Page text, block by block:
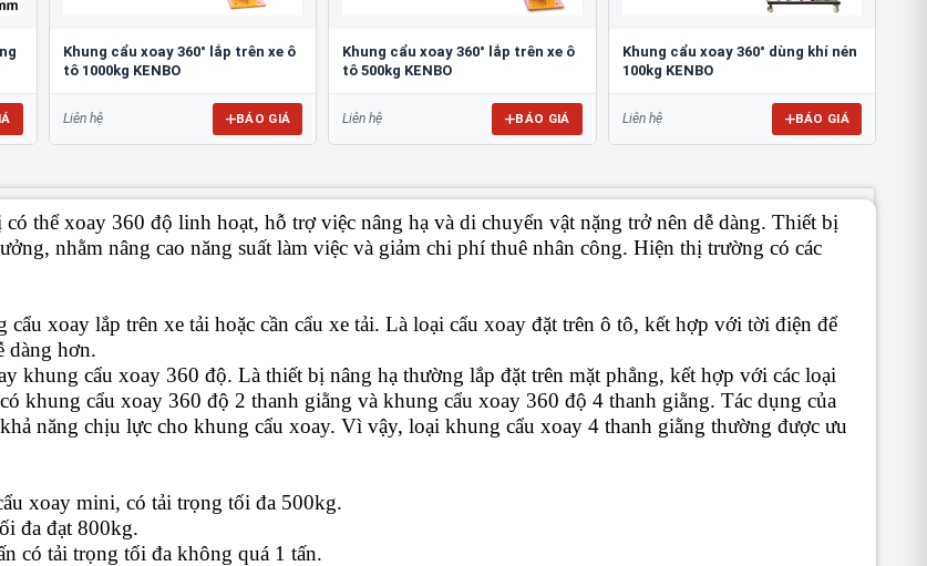
Khung cẩu xoay 360° lắp trên xe ô
tô 1000kg KENBO
Liên hệ BÁO GIÁ
Khung cẩu xoay 360° lắp trên xe ô
tô 500kg KENBO
Liên hệ BÁO GIÁ
Khung cẩu xoay 360° dùng khí nén
100kg KENBO
Liên hệ BÁO GIÁ
thể xoay 360 độ linh hoạt, hỗ trợ việc nâng hạ và di chuyển vật nặng trở nên dễ dàng. Thiết bị
nhằm nâng cao năng suất làm việc và giảm chi phí thuê nhân công. Hiện thị trường có các
cẩu xoay lắp trên xe tải hoặc cần cẩu xe tải. Là loại cẩu xoay đặt trên ô tô, kết hợp với tời điện để
dàng hơn.
khung cẩu xoay 360 độ. Là thiết bị nâng hạ thường lắp đặt trên mặt phẳng, kết hợp với các loại
khung cẩu xoay 360 độ 2 thanh giằng và khung cẩu xoay 360 độ 4 thanh giằng. Tác dụng của
năng chịu lực cho khung cẩu xoay. Vì vậy, loại khung cẩu xoay 4 thanh giằng thường được ưu
xoay mini, có tải trọng tối đa 500kg.
đa đạt 800kg.
có tải trọng tối đa không quá 1 tấn.